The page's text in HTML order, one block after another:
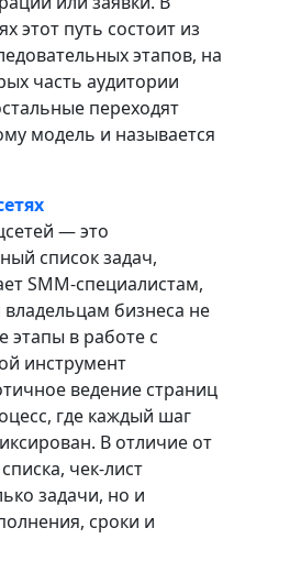
этот путь состоит из
этапов, на
часть аудитории
переходят
модель и называется
— это
список задач,
SMM-специалистам,
бизнеса не
этапы в работе с
инструмент
ведение страниц
где каждый шаг
В отличие от
чек-лист
задачи, но и
сроки и